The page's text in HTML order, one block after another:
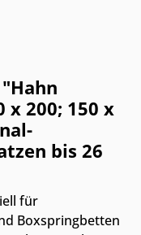
x 200; 150 x
bis 26
für
Boxspringbetten